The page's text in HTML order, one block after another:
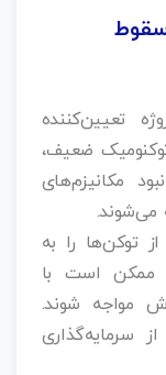
تعیین‌کننده
ضعیف،
مکانیزم‌های
می‌شوند.
توکن‌ها را به
ممکن است با
مواجه شوند.
سرمایه‌گذاری